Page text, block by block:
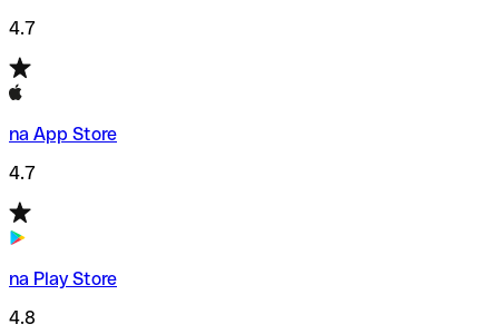
4.7
na App Store
4.7
na Play Store
4.8